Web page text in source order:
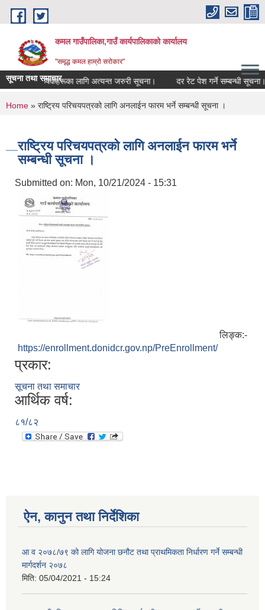
Skip to main content
कमल गाउँपालिका,गाउँ कार्यपालिकाको कार्यालय
"समृद्ध कमल हाम्रो सरोकार"
सूचना तथा समाचार
गर्ने सम्बन्धी कृषकहरूका लागि अत्यन्त जरुरी सूचना। दर रेट पेश गर्ने सम्बन्धी सूचना।
You are here
Home » राष्ट्रिय परिचयपत्रको लागि अनलाईन फारम भर्ने सम्बन्धी सूचना ।
राष्ट्रिय परिचयपत्रको लागि अनलाईन फारम भर्ने
सम्बन्धी सूचना ।
Submitted on: Mon, 10/21/2024 - 15:31
लिङ्क:-
https://enrollment.donidcr.gov.np/PreEnrollment/
प्रकार:
सूचना तथा समाचार
आर्थिक वर्ष:
८१/८२
ऐन, कानुन तथा निर्देशिका
आ व २०७८/७९ को लागि योजना छनौट तथा प्राथमिकता निर्धारण गर्ने सम्बन्धी
मार्गदर्शन २०७८
मिति: 05/04/2021 - 15:24